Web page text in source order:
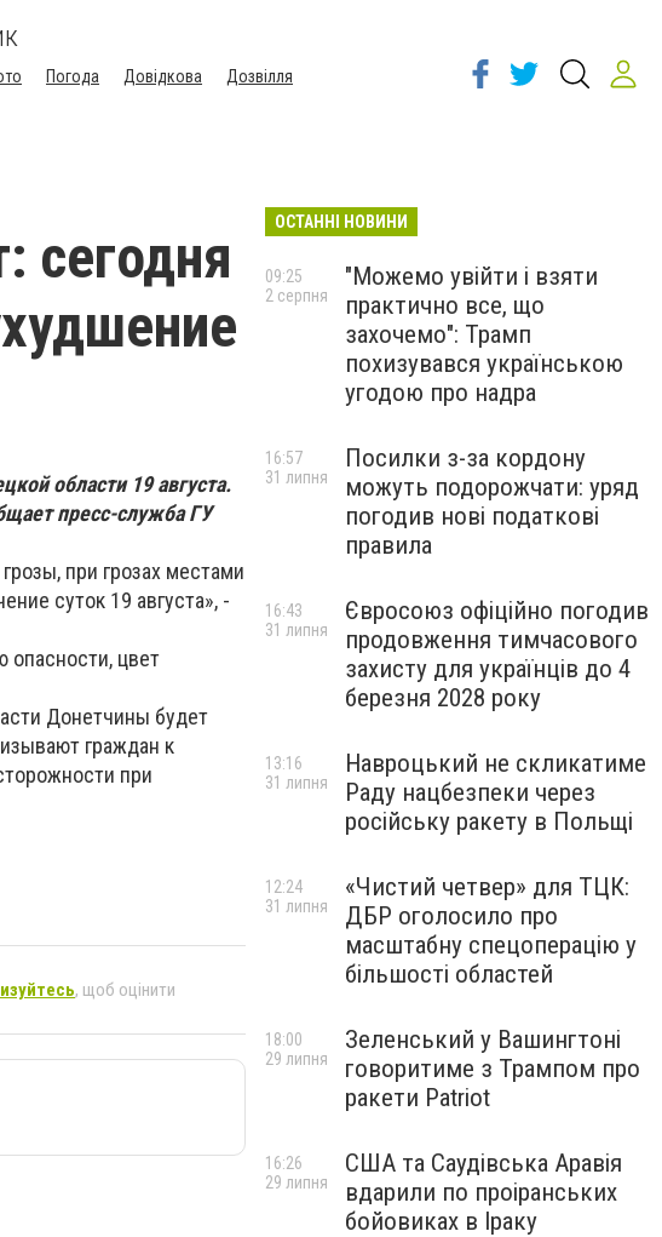
Погода Довідкова
Дозвілля
сегодня
области 19 августа.
пресс-служба ГУ
при грозах местами
суток 19 августа», -
опасности, цвет
Донетчины будет
граждан к
при
, щоб оцінити
ОСТАННІ НОВИНИ
"Можемо увійти і взяти
практично все, що
захочемо": Трамп
похизувався українською
угодою про надра
09:25
2 серпня
Посилки з-за кордону
можуть подорожчати: уряд
погодив нові податкові
правила
16:57
31 липня
Євросоюз офіційно погодив
продовження тимчасового
захисту для українців до 4
березня 2028 року
16:43
31 липня
Навроцький не скликатиме
Раду нацбезпеки через
російську ракету в Польщі
13:16
31 липня
«Чистий четвер» для ТЦК:
ДБР оголосило про
масштабну спецоперацію у
більшості областей
12:24
31 липня
Зеленський у Вашингтоні
говоритиме з Трампом про
ракети Patriot
18:00
29 липня
США та Саудівська Аравія
вдарили по проіранських
бойовиках в Іраку
16:26
29 липня